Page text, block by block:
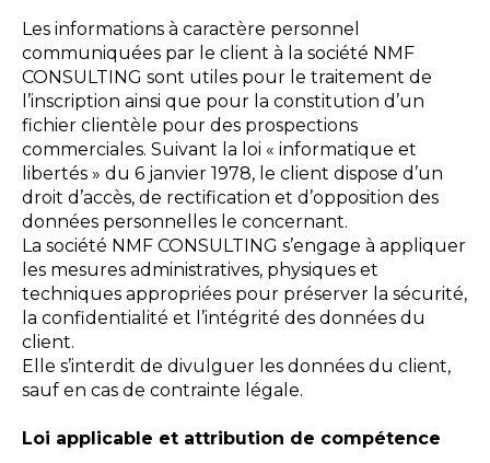
Les informations à caractère personnel
communiquées par le client à la société NMF
CONSULTING sont utiles pour le traitement de
l’inscription ainsi que pour la constitution d’un
fichier clientèle pour des prospections
commerciales. Suivant la loi « informatique et
libertés » du 6 janvier 1978, le client dispose d’un
droit d’accès, de rectification et d’opposition des
données personnelles le concernant.
La société NMF CONSULTING s’engage à appliquer
les mesures administratives, physiques et
techniques appropriées pour préserver la sécurité,
la confidentialité et l’intégrité des données du
client.
Elle s’interdit de divulguer les données du client,
sauf en cas de contrainte légale.
Loi applicable et attribution de compétence